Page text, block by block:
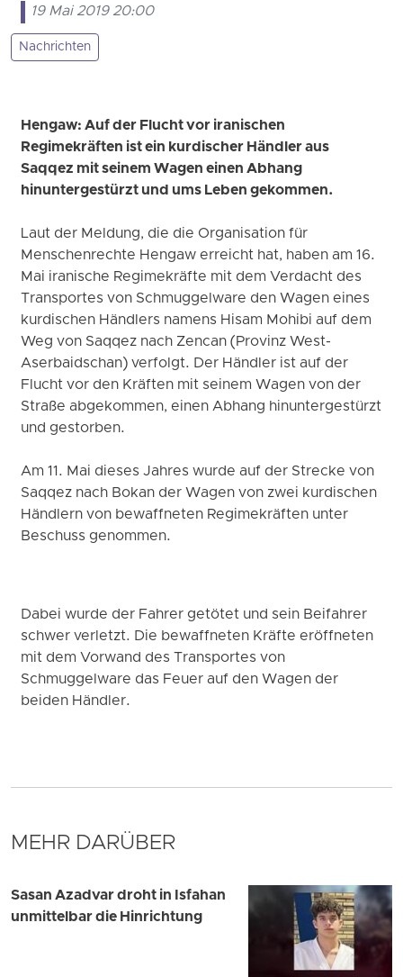
19 Mai 2019 20:00
Nachrichten
Hengaw: Auf der Flucht vor iranischen
Regimekräften ist ein kurdischer Händler aus
Saqqez mit seinem Wagen einen Abhang
hinuntergestürzt und ums Leben gekommen.
Laut der Meldung, die die Organisation für
Menschenrechte Hengaw erreicht hat, haben am 16.
Mai iranische Regimekräfte mit dem Verdacht des
Transportes von Schmuggelware den Wagen eines
kurdischen Händlers namens Hisam Mohibi auf dem
Weg von Saqqez nach Zencan (Provinz West-
Aserbaidschan) verfolgt. Der Händler ist auf der
Flucht vor den Kräften mit seinem Wagen von der
Straße abgekommen, einen Abhang hinuntergestürzt
und gestorben.
Am 11. Mai dieses Jahres wurde auf der Strecke von
Saqqez nach Bokan der Wagen von zwei kurdischen
Händlern von bewaffneten Regimekräften unter
Beschuss genommen.
Dabei wurde der Fahrer getötet und sein Beifahrer
schwer verletzt. Die bewaffneten Kräfte eröffneten
mit dem Vorwand des Transportes von
Schmuggelware das Feuer auf den Wagen der
beiden Händler.
MEHR DARÜBER
Sasan Azadvar droht in Isfahan
unmittelbar die Hinrichtung